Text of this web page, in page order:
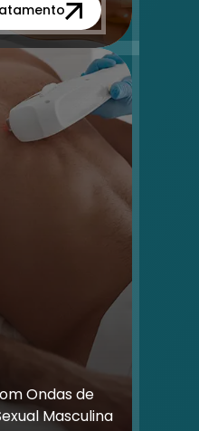
Ondas de
Masculina